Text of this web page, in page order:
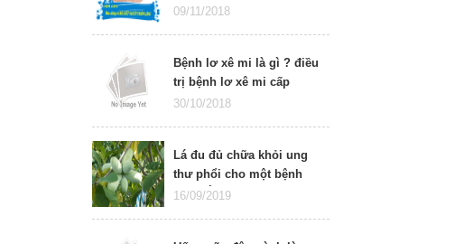
gan C
09/11/2018
Bệnh lơ xê mi là gì ? điều
trị bệnh lơ xê mi cấp
bằng thuốc đích
30/10/2018
Lá đu đủ chữa khỏi ung
thư phổi cho một bệnh
nhân Úc
16/09/2019